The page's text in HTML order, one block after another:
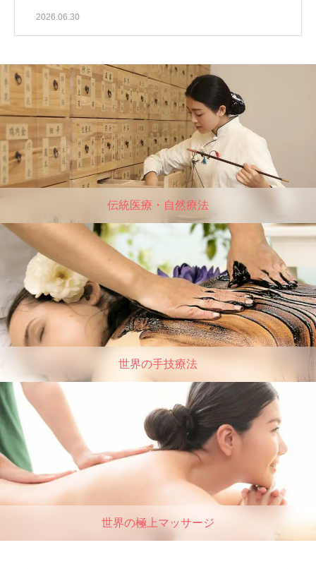
2026.06.30
伝統医療・自然療法
世界の手技療法
世界の極上マッサージ